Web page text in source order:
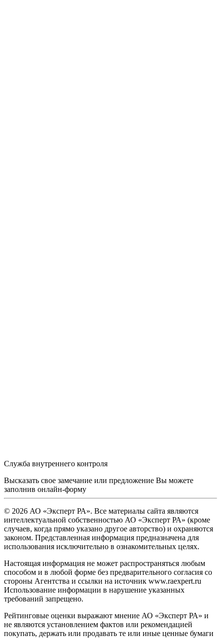
Служба внутреннего контроля
Высказать свое замечание или предложение Вы можете
заполнив онлайн-форму
© 2026 АО «Эксперт РА». Все материалы сайта являются
интеллектуальной собственностью АО «Эксперт РА» (кроме
случаев, когда прямо указано другое авторство) и охраняются
законом. Представленная информация предназначена для
использования исключительно в ознакомительных целях.
Настоящая информация не может распространяться любым
способом и в любой форме без предварительного согласия со
стороны Агентства и ссылки на источник www.raexpert.ru
Использование информации в нарушение указанных
требований запрещено.
Рейтинговые оценки выражают мнение АО «Эксперт РА» и
не являются установлением фактов или рекомендацией
покупать, держать или продавать те или иные ценные бумаги